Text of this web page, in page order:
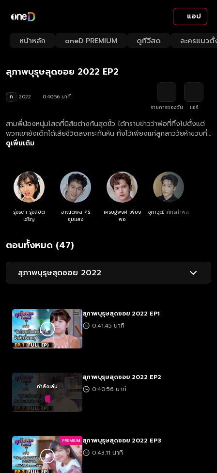
แอป
หน้าหลัก oneD PREMIUM ดูทีวีสด ละครแนวตั้
Loaded:
2.44%
Rate
สุภาพบุรุษสุดซอย 2022 EP2
ท 2022
0:40:56 นาที
รายการของฉัน
แชร์
สามพี่น้องหนุ่มโสดที่นิสัยต่างกันสุดขั้ว ได้ทราบข่าวว่าพ่อที่ทิ้งไปตั้งแต่
พวกเขายังเด็กได้เสียชีวิตลงกระทันหัน ทิ้งไว้เพียงแค่ลูกสาววัยห้าขวบที่
เกิดกับภรรยาใหม่ พวกเขาจึงตัดสินใจรับบทคุณพ่อจำเป็น เพื่อไม่ให้น้อง
ดูเพิ่มเติม
รุ่งรดา รุ่งลิขิต
เจริญ
อาณัตพล ศิริ
ชุมแสง
เศรษฐพงศ์ เพียง
พอ
จุฑาวุฒิ ภัทรกำพล
ตอนทั้งหมด (47)
สุภาพบุรุษสุดซอย 2022
สุภาพบุรุษสุดซอย 2022 EP1
0:41:45 นาที
กำลังเล่น
สุภาพบุรุษสุดซอย 2022 EP2
0:40:56 นาที
PREMIUM สุภาพบุรุษสุดซอย 2022 EP3
0:43:11 นาที